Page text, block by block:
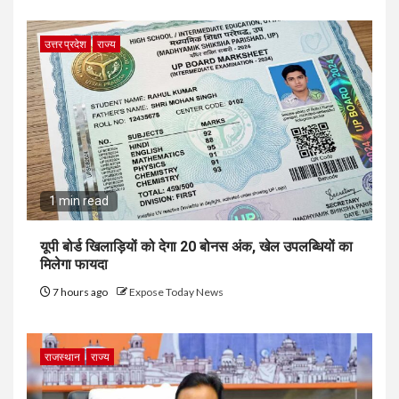
उत्तर प्रदेश राज्य
1 min read
यूपी बोर्ड खिलाड़ियों को देगा 20 बोनस अंक, खेल उपलब्धियों का
मिलेगा फायदा
7 hours ago Expose Today News
राजस्थान राज्य